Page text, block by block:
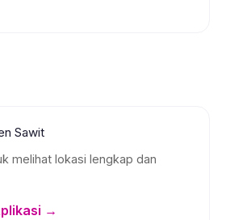
Sawit
melihat lokasi lengkap dan
→